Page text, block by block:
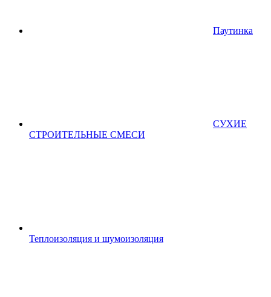
Паутинка
СУХИЕ
СТРОИТЕЛЬНЫЕ СМЕСИ
Теплоизоляция и шумоизоляция